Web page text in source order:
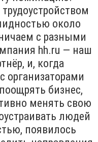
около
с разными
hh.ru — наш
и, когда
организаторами
бизнес,
менять свою
людей
появилось